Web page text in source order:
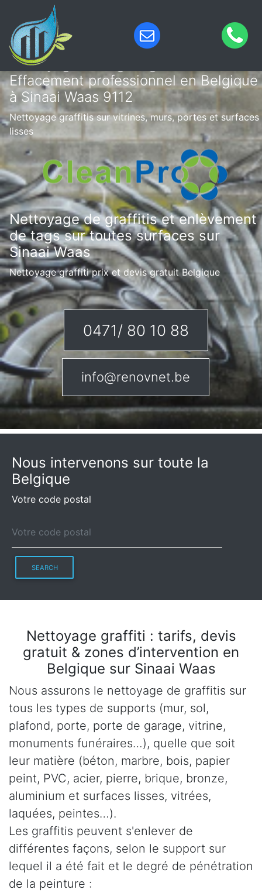
Nettoyage de tags & graffitis –
Effacement professionnel en Belgique
à Sinaai Waas 9112
Nettoyage graffitis sur vitrines, murs, portes et surfaces
lisses
Nettoyage de graffitis et enlèvement
de tags sur toutes surfaces sur
Sinaai Waas
Nettoyage graffiti prix et devis gratuit Belgique
0471/ 80 10 88
info@renovnet.be
Nous intervenons sur toute la
Belgique
Votre code postal
SEARCH
Nettoyage graffiti : tarifs, devis
gratuit & zones d’intervention en
Belgique sur Sinaai Waas
Nous assurons le nettoyage de graffitis sur
tous les types de supports (mur, sol,
plafond, porte, porte de garage, vitrine,
monuments funéraires…), quelle que soit
leur matière (béton, marbre, bois, papier
peint, PVC, acier, pierre, brique, bronze,
aluminium et surfaces lisses, vitrées,
laquées, peintes…).
Les graffitis peuvent s'enlever de
différentes façons, selon le support sur
lequel il a été fait et le degré de pénétration
de la peinture :